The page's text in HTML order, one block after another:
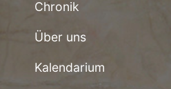
Chronik
Über uns
Kalendarium